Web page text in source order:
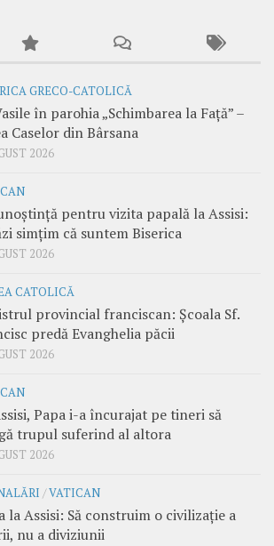
GRECO-CATOLICĂ
în parohia „Schimbarea la Față” –
Caselor din Bârsana
2026
pentru vizita papală la Assisi:
simțim că suntem Biserica
2026
CATOLICĂ
provincial franciscan: Școala Sf.
predă Evanghelia păcii
2026
Papa i-a încurajat pe tineri să
trupul suferind al altora
2026
/VATICAN
la Assisi: Să construim o civilizație a
nu a diviziunii